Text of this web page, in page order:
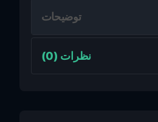
توضیحات
نظرات (0)